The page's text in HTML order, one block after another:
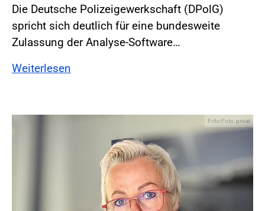
Die Deutsche Polizeigewerkschaft (DPolG)
spricht sich deutlich für eine bundesweite
Zulassung der Analyse-Software…
Weiterlesen
Foto:Foto: privat